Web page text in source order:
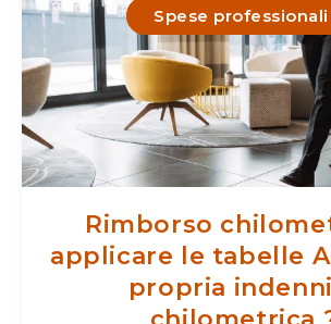
Spese professionali
Rimborso
applicare le tabelle
propria